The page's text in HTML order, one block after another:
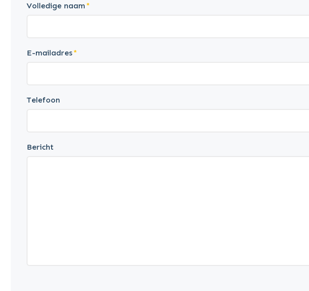
Volledige naam
E-mailadres
Telefoon
Bericht